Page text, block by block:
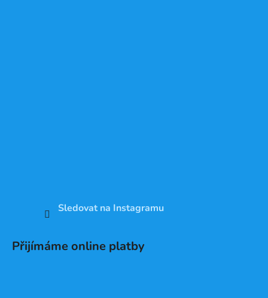
Sledovat na Instagramu
Přijímáme online platby